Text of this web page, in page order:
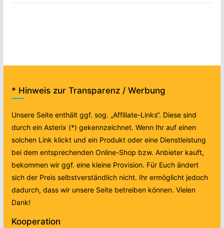
* Hinweis zur Transparenz / Werbung
Unsere Seite enthält ggf. sog. „Affiliate-Links“. Diese sind
durch ein Asterix (*) gekennzeichnet. Wenn Ihr auf einen
solchen Link klickt und ein Produkt oder eine Dienstleistung
bei dem entsprechenden Online-Shop bzw. Anbieter kauft,
bekommen wir ggf. eine kleine Provision. Für Euch ändert
sich der Preis selbstverständlich nicht. Ihr ermöglicht jedoch
dadurch, dass wir unsere Seite betreiben können. Vielen
Dank!
Kooperation